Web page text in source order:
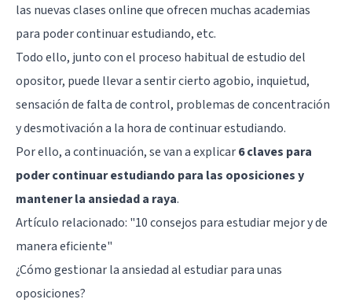
las nuevas clases online que ofrecen muchas academias
para poder continuar estudiando, etc.
Todo ello, junto con el proceso habitual de estudio del
opositor, puede llevar a sentir cierto agobio, inquietud,
sensación de falta de control, problemas de concentración
y desmotivación a la hora de continuar estudiando.
Por ello, a continuación, se van a explicar6 claves para
poder continuar estudiando para las oposiciones y
mantener la ansiedad a raya.
Artículo relacionado: "10 consejos para estudiar mejor y de
manera eficiente"
¿Cómo gestionar la ansiedad al estudiar para unas
oposiciones?